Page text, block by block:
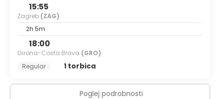
15:55
Zagreb (ZAG)
2h 5m
18:00
Girona-Costa Brava (GRO)
Regular
1 torbica
Poglej podrobnosti